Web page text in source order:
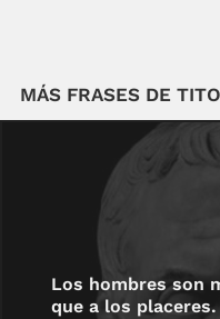
MÁS FRASES DE
Los hombres son
que a los placeres.